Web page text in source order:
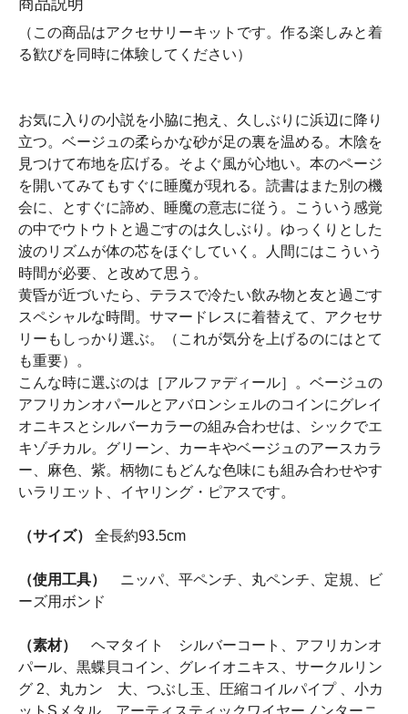
（この商品はアクセサリーキットです。作る楽しみと着
る歓びを同時に体験してください）
お気に入りの小説を小脇に抱え、久しぶりに浜辺に降り
立つ。ベージュの柔らかな砂が足の裏を温める。木陰を
見つけて布地を広げる。そよぐ風が心地い。本のページ
を開いてみてもすぐに睡魔が現れる。読書はまた別の機
会に、とすぐに諦め、睡魔の意志に従う。こういう感覚
の中でウトウトと過ごすのは久しぶり。ゆっくりとした
波のリズムが体の芯をほぐしていく。人間にはこういう
時間が必要、と改めて思う。
黄昏が近づいたら、テラスで冷たい飲み物と友と過ごす
スペシャルな時間。サマードレスに着替えて、アクセサ
リーもしっかり選ぶ。（これが気分を上げるのにはとて
も重要）。
こんな時に選ぶのは［アルファディール］。ベージュの
アフリカンオパールとアバロンシェルのコインにグレイ
オニキスとシルバーカラーの組み合わせは、シックでエ
キゾチカル。グリーン、カーキやベージュのアースカラ
ー、麻色、紫。柄物にもどんな色味にも組み合わせやす
いラリエット、イヤリング・ピアスです。
（サイズ） 全長約93.5cm
（使用工具）
ニッパ、平ペンチ、丸ペンチ、定規、ビ
ーズ用ボンド
（素材）
ヘマタイト シルバーコート、アフリカンオ
パール、黒蝶貝コイン、グレイオニキス、サークルリン
グ 2、丸カン 大、つぶし玉、圧縮コイルパイプ 、小カ
ットSメタル、アーティスティックワイヤーノンターニ